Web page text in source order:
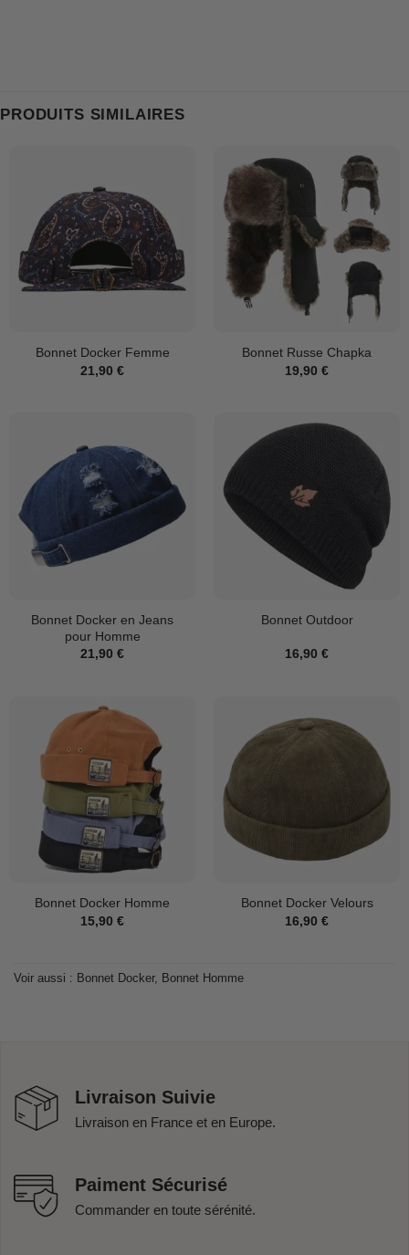
PRODUITS SIMILAIRES
Bonnet Docker Femme
21,90 €
Bonnet Russe Chapka
19,90 €
Bonnet Docker en Jeans
pour Homme
21,90 €
Bonnet Outdoor
16,90 €
Bonnet Docker Homme
15,90 €
Bonnet Docker Velours
16,90 €
Voir aussi : Bonnet Docker, Bonnet Homme
Livraison Suivie
Livraison en France et en Europe.
Paiment Sécurisé
Commander en toute sérénité.